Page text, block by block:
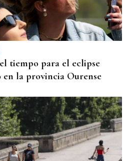
tiempo para el eclipse
en la provincia Ourense